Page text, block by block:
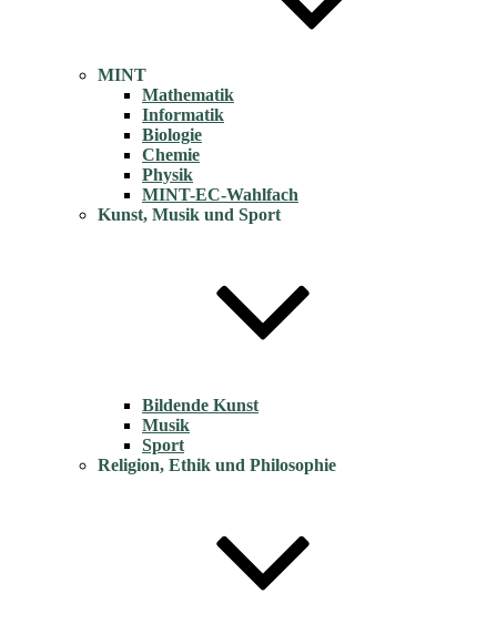
MINT
Mathematik
Informatik
Biologie
Chemie
Physik
MINT-EC-Wahlfach
Kunst, Musik und Sport
Bildende Kunst
Musik
Sport
Religion, Ethik und Philosophie